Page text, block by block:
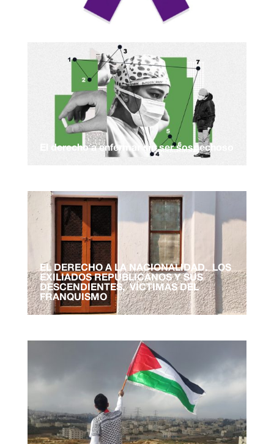
El derecho a enfermar sin ser sospechoso
EL DERECHO A LA NACIONALIDAD. LOS
EXILIADOS REPUBLICANOS Y SUS
DESCENDIENTES, VÍCTIMAS DEL
FRANQUISMO